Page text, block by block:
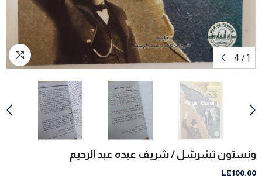
1
/
4
ونستون تشرشل / شريف عبده عبد الرحيم
LE100.00